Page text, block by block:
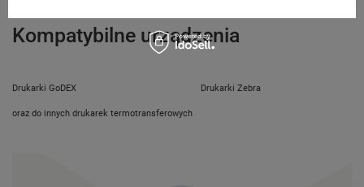
Kompatybilne urządzenia
Drukarki GoDEX Drukarki Zebra
oraz do innych drukarek termotransferowych